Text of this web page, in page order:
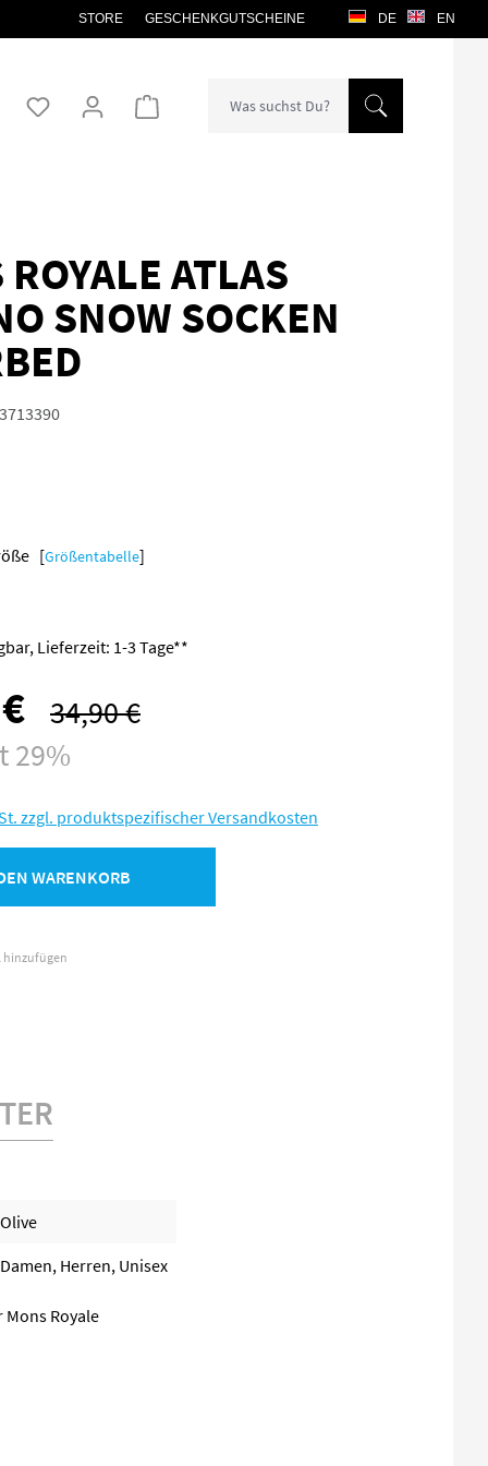
DE EN
STORE GESCHENKGUTSCHEINE
Warenkorb enthält 0 Positionen. Der
ATLAS
SNOW SOCKEN
Größe [Größentabelle]
Lieferzeit: 1-3 Tage**
Regulärer Preis:
34,90 €
29%
zzgl. produktspezifischer Versandkosten
WARENKORB
hinzufügen
Olive
Damen, Herren, Unisex
Royale